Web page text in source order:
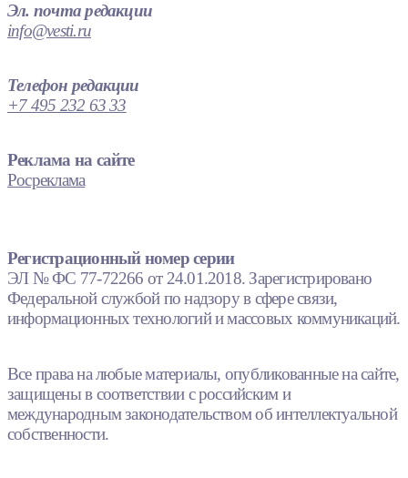
Эл. почта редакции
info@vesti.ru
Телефон редакции
+7 495 232 63 33
Реклама на сайте
Росреклама
Регистрационный номер серии
ЭЛ № ФС 77-72266 от 24.01.2018. Зарегистрировано
Федеральной службой по надзору в сфере связи,
информационных технологий и массовых коммуникаций.
Все права на любые материалы, опубликованные на сайте,
защищены в соответствии с российским и
международным законодательством об интеллектуальной
собственности.